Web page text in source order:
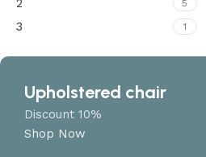
2 5
3 1
Upholstered chair
Discount 10%
Shop Now